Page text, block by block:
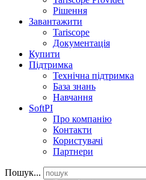
Рішення
Завантажити
Tariscope
Документація
Купити
Підтримка
Технічна підтримка
База знань
Навчання
SoftPI
Про компанію
Контакти
Користувачі
Партнери
Пошук...